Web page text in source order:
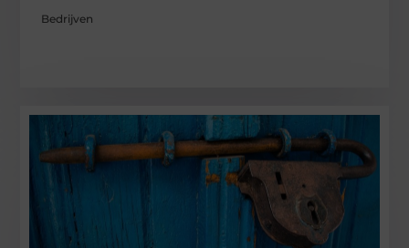
Bedrijven